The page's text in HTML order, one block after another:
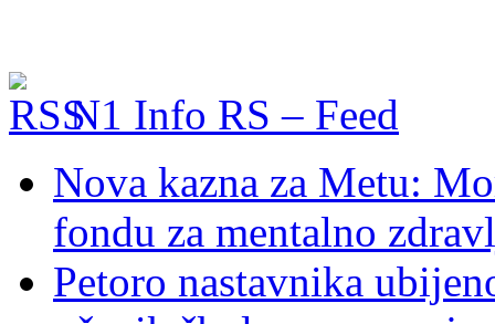
N1 Info RS – Feed
Nova kazna za Metu:
fondu za mentalno
Petoro nastavnika